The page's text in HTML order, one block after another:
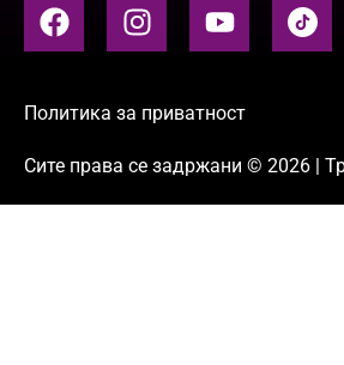
Политика за приватност
Сите права се задржани © 2026 |